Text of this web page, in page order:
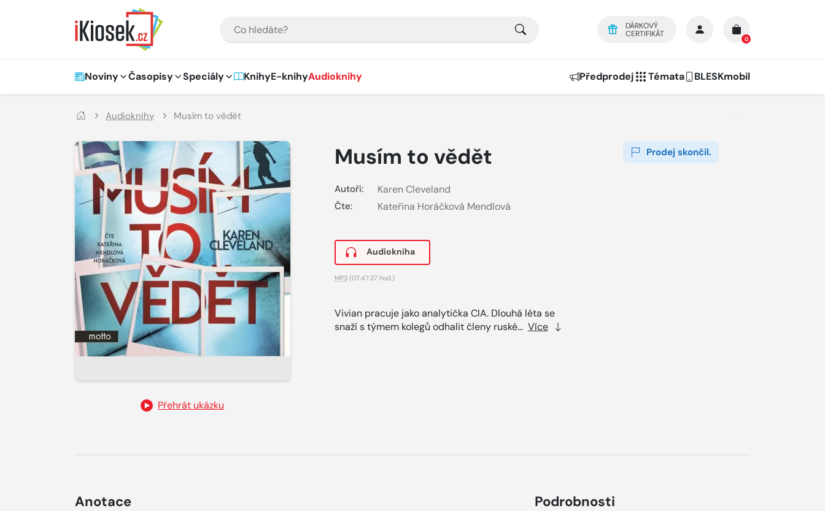
DÁRKOVÝ
CERTIFIKÁT
0
Hlavní navigace
Noviny Časopisy Speciály KnihyE-knihyAudioknihy Předprodej Témata BLESKmobil
Audioknihy Musím to vědět
Přehrát ukázku
Musím to vědět
Autoři: Karen Cleveland
Čte: Kateřina Horáčková Mendlová
Audiokniha
MP3(07:47:27 hod.)
Vivian pracuje jako analytička CIA. Dlouhá léta se
snaží s týmem kolegů odhalit členy ruské... Více
Prodej skončil.
Anotace Podrobnosti